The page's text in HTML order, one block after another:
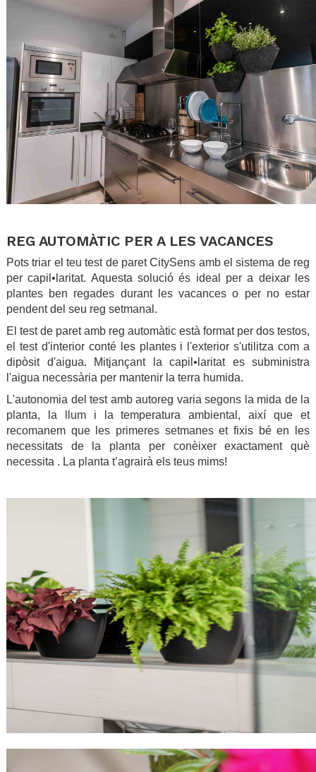
REG AUTOMÀTIC PER A LES VACANCES
Pots triar el teu test de paret CitySens amb el sistema de reg
per capil•laritat. Aquesta solució és ideal per a deixar les
plantes ben regades durant les vacances o per no estar
pendent del seu reg setmanal.
El test de paret amb reg automàtic està format per dos testos,
el test d'interior conté les plantes i l'exterior s'utilitza com a
dipòsit d'aigua. Mitjançant la capil•laritat es subministra
l'aigua necessària per mantenir la terra humida.
L'autonomia del test amb autoreg varia segons la mida de la
planta, la llum i la temperatura ambiental, així que et
recomanem que les primeres setmanes et fixis bé en les
necessitats de la planta per conèixer exactament què
necessita . La planta t’agrairà els teus mims!